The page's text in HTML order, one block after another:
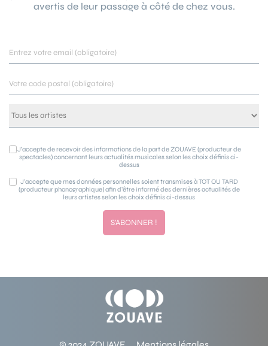
avertis de leur passage à côté de chez vous.
J’accepte de recevoir des informations de la part de ZOUAVE (producteur de
spectacles) concernant leurs actualités musicales selon les choix définis ci-
dessus
J’accepte que mes données personnelles soient transmises à TOT OU TARD
(producteur phonographique) afin d’être informé des dernières actualités de
leurs artistes selon les choix définis ci-dessus